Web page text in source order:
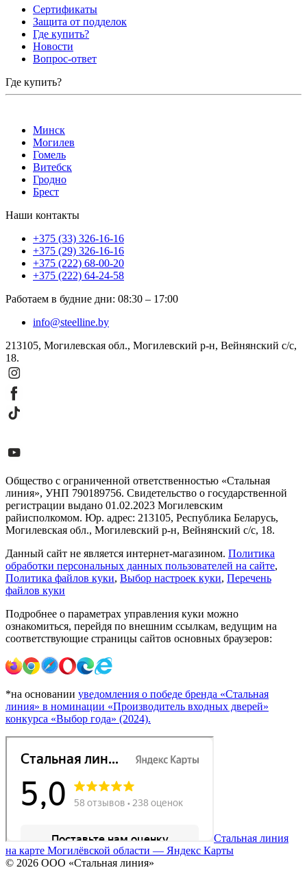
Сертификаты
Защита от подделок
Где купить?
Новости
Вопрос-ответ
Где купить?
Минск
Могилев
Гомель
Витебск
Гродно
Брест
Наши контакты
+375 (33) 326-16-16
+375 (29) 326-16-16
+375 (222) 68-00-20
+375 (222) 64-24-58
Работаем в будние дни: 08:30 – 17:00
info@steelline.by
213105, Могилевская обл., Могилевский р-н, Вейнянский с/с,
18.
Общество с ограниченной ответственностью «Стальная
линия», УНП 790189756. Свидетельство о государственной
регистрации выдано 01.02.2023 Могилевским
райисполкомом. Юр. адрес: 213105, Республика Беларусь,
Могилевская обл., Могилевский р-н, Вейнянский с/с, 18.
Данный сайт не является интернет-магазином. Политика
обработки персональных данных пользователей на сайте,
Политика файлов куки, Выбор настроек куки, Перечень
файлов куки
Подробнее о параметрах управления куки можно
ознакомиться, перейдя по внешним ссылкам, ведущим на
соответствующие страницы сайтов основных браузеров:
*на основании уведомления о победе бренда «Стальная
линия» в номинации «Производитель входных дверей»
конкурса «Выбор года» (2024).
Стальная линия
на карте Могилёвской области — Яндекс Карты
© 2026 ООО «Стальная линия»